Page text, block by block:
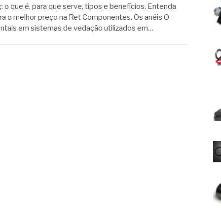
o que é, para que serve, tipos e benefícios. Entenda
o melhor preço na Ret Componentes. Os anéis O-
em sistemas de vedação utilizados em…